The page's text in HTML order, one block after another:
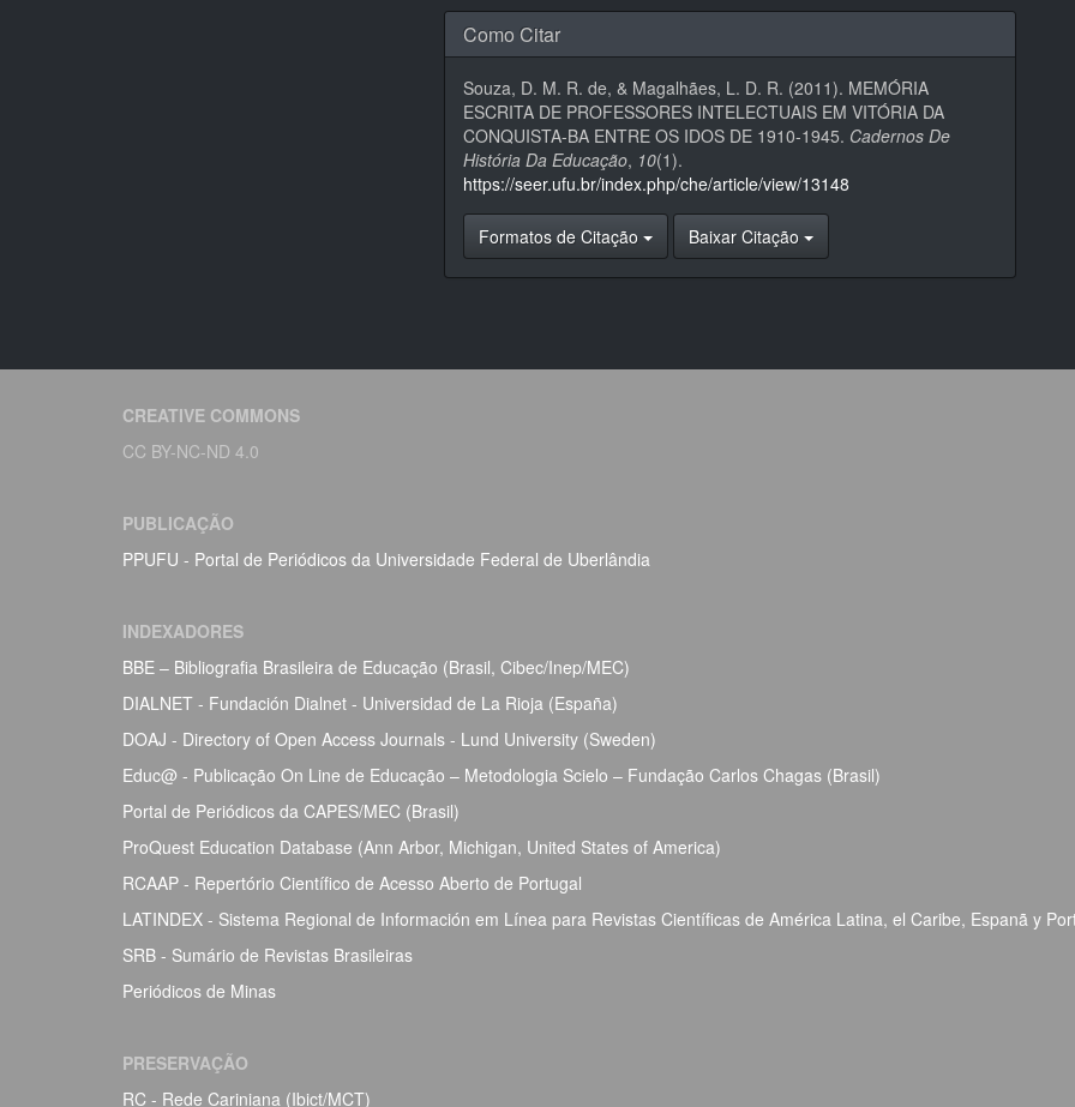
Como Citar
Souza, D. M. R. de, & Magalhães, L. D. R. (2011). MEMÓRIA
ESCRITA DE PROFESSORES INTELECTUAIS EM VITÓRIA DA
CONQUISTA-BA ENTRE OS IDOS DE 1910-1945. Cadernos De
História Da Educação, 10(1).
https://seer.ufu.br/index.php/che/article/view/13148
Formatos de Citação Baixar Citação
CREATIVE COMMONS
CC BY-NC-ND 4.0
PUBLICAÇÃO
PPUFU - Portal de Periódicos da Universidade Federal de Uberlândia
INDEXADORES
BBE – Bibliografia Brasileira de Educação (Brasil, Cibec/Inep/MEC)
DIALNET - Fundación Dialnet - Universidad de La Rioja (España)
DOAJ - Directory of Open Access Journals - Lund University (Sweden)
Educ@ - Publicação On Line de Educação – Metodologia Scielo – Fundação Carlos Chagas (Brasil)
Portal de Periódicos da CAPES/MEC (Brasil)
ProQuest Education Database (Ann Arbor, Michigan, United States of America)
RCAAP - Repertório Científico de Acesso Aberto de Portugal
LATINDEX - Sistema Regional de Información em Línea para Revistas Científicas de América Latina, el Caribe, Espanã y
SRB - Sumário de Revistas Brasileiras
Periódicos de Minas
PRESERVAÇÃO
RC - Rede Cariniana (Ibict/MCT)